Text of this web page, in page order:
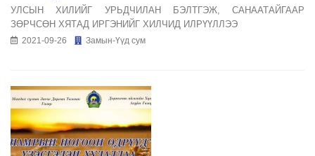
УЛСЫН ХИЛИЙГ УРЬДЧИЛАН БЭЛТГЭЖ, САНААТАЙГААР
ЗӨРЧСӨН ХЯТАД ИРГЭНИЙГ ХИЛЧИД ИЛРҮҮЛЛЭЭ
2021-09-26 Замын-Үүд сум